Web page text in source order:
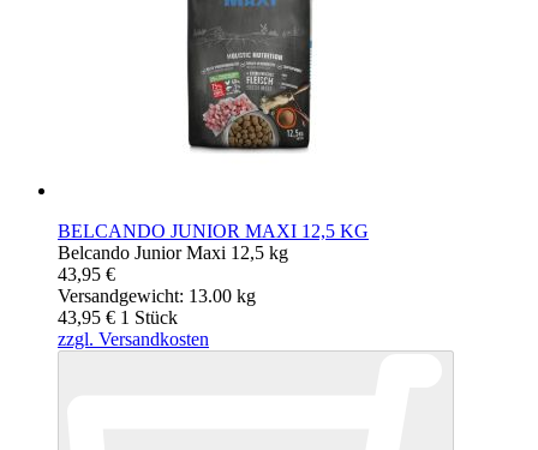
BELCANDO JUNIOR MAXI 12,5 KG
Belcando Junior Maxi 12,5 kg
43,95 €
Versandgewicht: 13.00 kg
43,95 € 1 Stück
zzgl. Versandkosten